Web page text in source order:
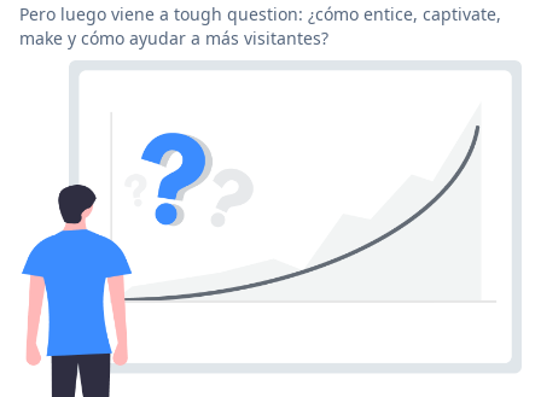
Pero luego viene a tough question: ¿cómo entice, captivate,
make y cómo ayudar a más visitantes?